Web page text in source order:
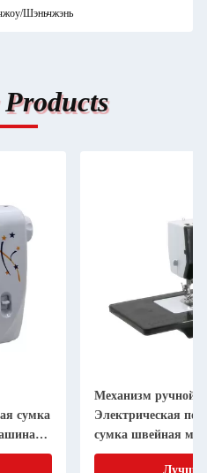
Шэньчжэнь
сумка
Механизм ручной
Электрическая
сумка швейная
эксплуатации